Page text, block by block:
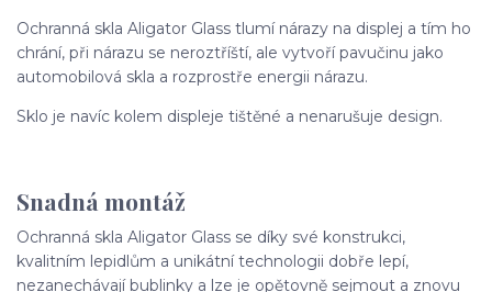
Ochranná skla Aligator Glass tlumí nárazy na displej a tím ho
chrání, při nárazu se neroztříští, ale vytvoří pavučinu jako
automobilová skla a rozprostře energii nárazu.
Sklo je navíc kolem displeje tištěné a nenarušuje design.
Snadná montáž
Ochranná skla Aligator Glass se díky své konstrukci,
kvalitním lepidlům a unikátní technologii dobře lepí,
nezanechávají bublinky a lze je opětovně sejmout a znovu